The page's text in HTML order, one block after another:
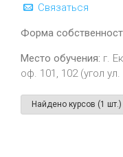
Связаться
Форма
Место обучения: г.
оф. 101, 102 (угол
Найдено курсов (1 шт.)